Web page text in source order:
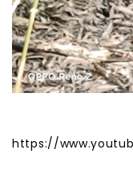
https://